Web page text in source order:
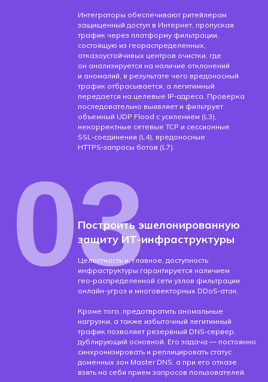
Интеграторы обеспечивают ритейлерам
защищенный доступ в Интернет, пропуская
трафик через платформу фильтрации,
состоящую из геораспределенных,
отказоустойчивых центров очистки, где
он анализируется на наличие отклонений
и аномалий, в результате чего вредоносный
трафик отбрасывается, а легитимный
передается на целевые IP‑адреса. Проверка
последовательно выявляет и фильтрует
объемный UDP Flood с усилением (L3),
некорректные сетевые TCP и сессионные
SSL‑соединения (L4), вредоносные
HTTPS‑запросы ботов (L7).
Построить эшелонированную
защиту ИТ-инфраструктуры
Целостность и, главное, доступность
инфраструктуры гарантируется наличием
гео‑распределенной сети узлов фильтрации
онлайн-угроз и многовекторных DDoS‑атак​​.
Кроме того, предотвратить аномальные
нагрузки, а также избыточный легитимный
трафик позволяет резервный DNS‑сервер,
дублирующий основной. Его задача — постоянно
синхронизировать и реплицировать статус
доменных зон Master DNS, а при его отказе
взять на себя прием запросов пользователей.
03